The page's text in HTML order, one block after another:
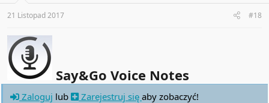
s
:
21 Listopad 2017 #18
Say&Go Voice Notes
Zaloguj lub Zarejestruj się aby zobaczyć!